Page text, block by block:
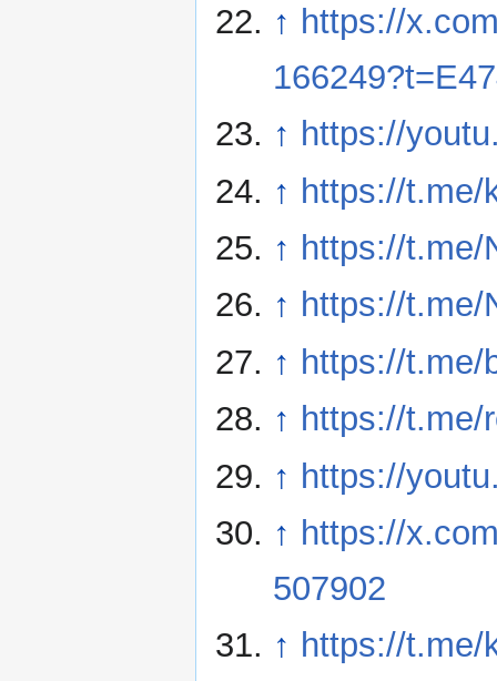
↑ https://
↑ https://
↑ https://t.me/
↑ https://t.me/
↑ https://t.me/
↑ https://t.me/
↑ https://t.me/
↑ https://
↑ https://
507902
↑ https://t.me/